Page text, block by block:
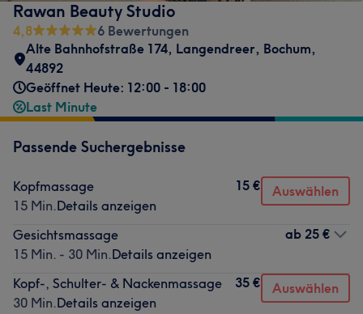
Rawan Beauty Studio
4,8
6 Bewertungen
Alte Bahnhofstraße 174, Langendreer, Bochum,
44892
Geöffnet Heute: 12:00 - 18:00
Last Minute
Passende Suchergebnisse
Kopfmassage
15 Min.Details anzeigen
15 € Auswählen
Gesichtsmassage
15 Min. - 30 Min.Details anzeigen
ab 25 €
Kopf-, Schulter- & Nackenmassage
30 Min.Details anzeigen
35 € Auswählen